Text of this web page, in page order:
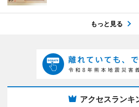
もっと見る
アクセスランキ